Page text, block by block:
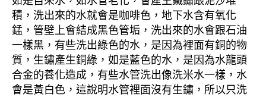
積，洗出來的水就會是咖啡色，地下水含有氧化
錳，管壁上會結成黑色管垢，洗出來的水會跟石油
一樣黑，有些洗出綠色的水，是因為裡面有銅的物
質，生鏽產生銅綠，如是藍色的水，是因為水龍頭
合金的養化造成，有些水管洗出像洗米水一樣，水
會是黃白色，這說明水管裡面沒有生鏽，所以只洗